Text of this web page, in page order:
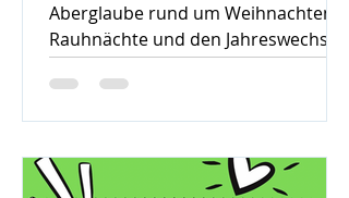
Aberglaube rund um Weihnachten,
Rauhnächte und den Jahreswechsel
– warum früher vieles verboten war
und was davon bis heute geblieben
ist.